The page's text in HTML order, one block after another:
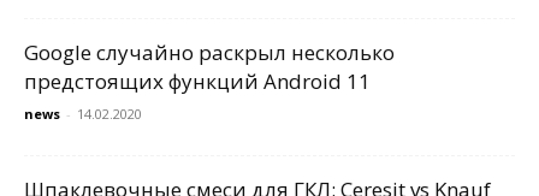
Google случайно раскрыл несколько
предстоящих функций Android 11
news - 14.02.2020
Шпаклевочные смеси для ГКЛ: Ceresit vs Knauf